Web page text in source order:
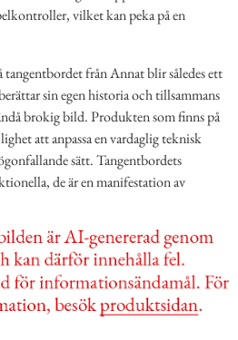
vilket kan peka på en
tangentbordet från Annat blir således ett
sin egen historia och tillsammans
brokig bild. Produkten som finns på
att anpassa en vardaglig teknisk
sätt. Tangentbordets
de är en manifestation av